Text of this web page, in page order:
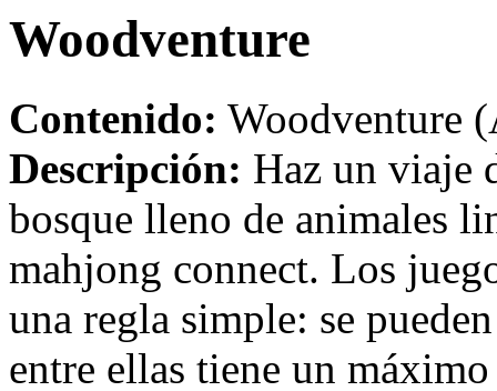
Woodventure
Contenido: Woodventure
Descripción: Haz un viaje
bosque lleno de animales
mahjong connect. Los
una regla simple: se
entre ellas tiene un